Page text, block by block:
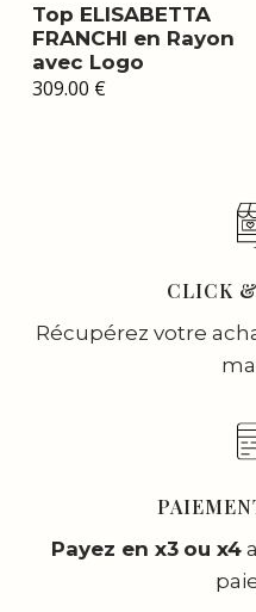
Top ELISABETTA
FRANCHI en Rayon
avec Logo
309.00 €
CLICK
Récupérez votre
Payez en x3 ou x4